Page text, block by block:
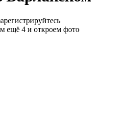
ещё 4 и откроем фото